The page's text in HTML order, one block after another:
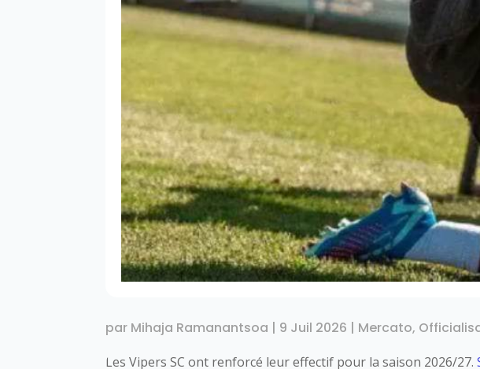
par Mihaja Ramanantsoa | 9 Juil 2026 | Mercato,
Les Vipers SC ont renforcé leur effectif pour la saison 2026/27.